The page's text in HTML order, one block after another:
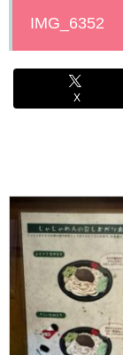
IMG_6352
X